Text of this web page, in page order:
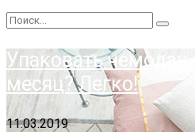
Упаковать
месяц? Легко!
11.03.2019